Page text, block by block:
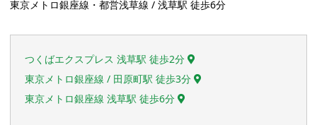
東京メトロ銀座線・都営浅草線 / 浅草駅 徒歩6分
つくばエクスプレス 浅草駅 徒歩2分
東京メトロ銀座線 / 田原町駅 徒歩3分
東京メトロ銀座線 浅草駅 徒歩6分